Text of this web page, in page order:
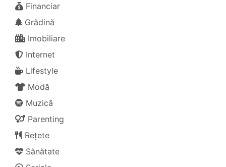
Financiar
Grădină
Imobiliare
Internet
Lifestyle
Modă
Muzică
Parenting
Rețete
Sănătate